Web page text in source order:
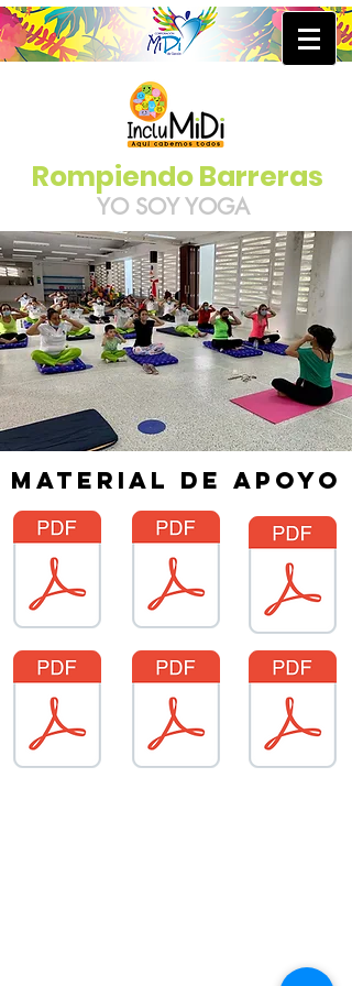
Rompiendo Barreras
YO SOY YOGA
MATERIAL DE APOYO